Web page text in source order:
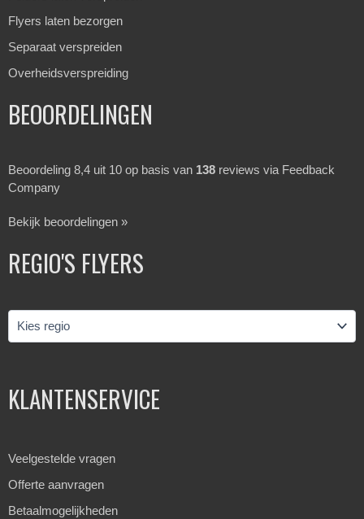
Flyers laten bezorgen
Separaat verspreiden
Overheidsverspreiding
BEOORDELINGEN
Beoordeling 8,4 uit 10 op basis van 138 reviews via Feedback
Company
Bekijk beoordelingen »
REGIO'S FLYERS
KLANTENSERVICE
Veelgestelde vragen
Offerte aanvragen
Betaalmogelijkheden